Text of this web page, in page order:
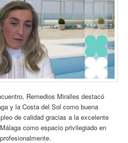
Remedios Miralles destacó
y la Costa del Sol como buena
de calidad gracias a la excelente
como espacio privilegiado en